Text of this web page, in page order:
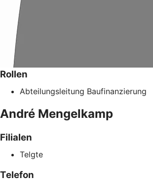
Rollen
Abteilungsleitung Baufinanzierung
André Mengelkamp
Filialen
Telgte
Telefon